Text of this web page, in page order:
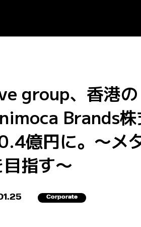
group、香港
Brands
億円に。〜メ
指す〜
Corporate